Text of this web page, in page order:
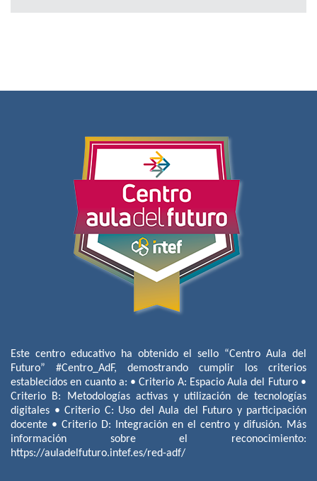
Este centro educativo ha obtenido el sello “Centro Aula del
Futuro” #Centro_AdF, demostrando cumplir los criterios
establecidos en cuanto a: • Criterio A: Espacio Aula del Futuro •
Criterio B: Metodologías activas y utilización de tecnologías
digitales • Criterio C: Uso del Aula del Futuro y participación
docente • Criterio D: Integración en el centro y difusión. Más
información sobre el reconocimiento:
https://auladelfuturo.intef.es/red-adf/